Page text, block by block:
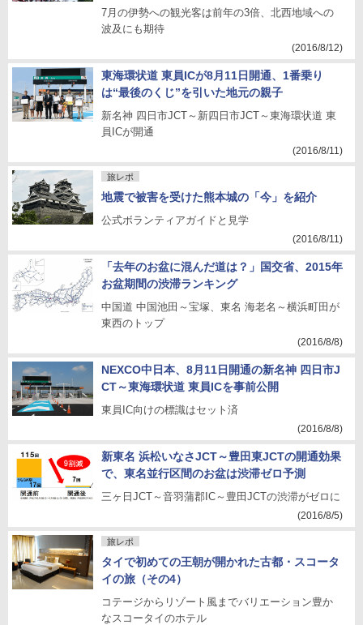
7月の伊勢への観光客は前年の3倍、北西地域への
波及にも期待
(2016/8/12)
東海環状道 東員ICが8月11日開通、1番乗り
は“最後のくじ”を引いた地元の親子
新名神 四日市JCT～新四日市JCT～東海環状道 東
員ICが開通
(2016/8/11)
旅レポ
地震で被害を受けた熊本城の「今」を紹介
公式ボランティアガイドと見学
(2016/8/11)
「去年のお盆に混んだ道は？」国交省、2015年
お盆期間の渋滞ランキング
中国道 中国池田～宝塚、東名 海老名～横浜町田が
東西のトップ
(2016/8/8)
NEXCO中日本、8月11日開通の新名神 四日市J
CT～東海環状道 東員ICを事前公開
東員IC向けの標識はセット済
(2016/8/8)
新東名 浜松いなさJCT～豊田東JCTの開通効果
で、東名並行区間のお盆は渋滞ゼロ予測
三ヶ日JCT～音羽蒲郡IC～豊田JCTの渋滞がゼロに
(2016/8/5)
旅レポ
タイで初めての王朝が開かれた古都・スコータ
イの旅（その4）
コテージからリゾート風までバリエーション豊か
なスコータイのホテル